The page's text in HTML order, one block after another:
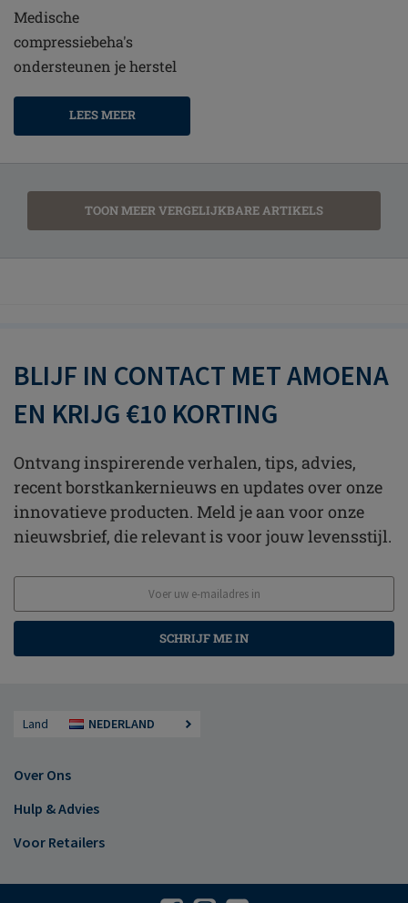
Medische
compressiebeha's
ondersteunen je herstel
LEES MEER
TOON MEER VERGELIJKBARE ARTIKELS
BLIJF IN CONTACT MET AMOENA
EN KRIJG €10 KORTING
Ontvang inspirerende verhalen, tips, advies,
recent borstkankernieuws en updates over onze
innovatieve producten. Meld je aan voor onze
nieuwsbrief, die relevant is voor jouw levensstijl.
SCHRIJF ME IN
Land NEDERLAND
Over Ons
Hulp & Advies
Voor Retailers